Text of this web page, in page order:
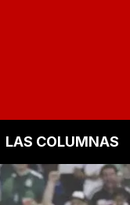
LAS COLUMNAS